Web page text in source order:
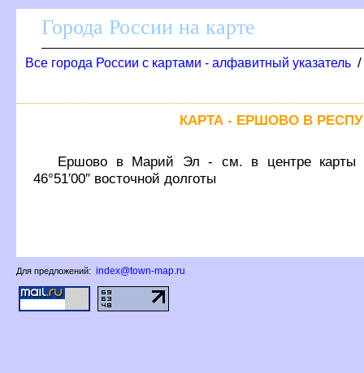
Города России на карте
се города России с картами - алфавитный указатель
КАРТА - ЕРШОВО В
Ершово в Марий Эл - см. в центре карты
46°51′00″ восточной долготы
Для предложений: index@town-map.ru